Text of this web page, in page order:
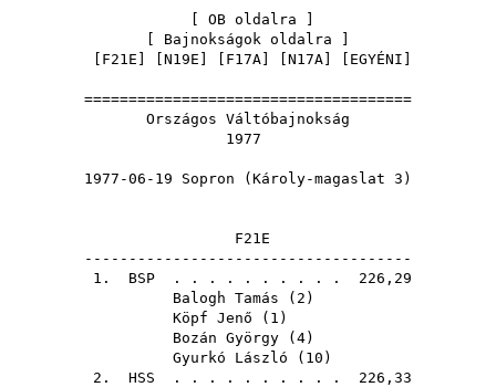
OB oldalra
Bajnokságok oldalra
F21E N19E F17A N17A EGYÉNI
=====================================
Országos Váltóbajnokság
1977
1977-06-19 Sopron (Károly-magaslat 3)
F21E
-------------------------------------
1. BSP . . . . . . . . . . 226,29
Balogh Tamás ( 2 )
Köpf Jenő ( 1 )
Bozán György ( 4)
Gyurkó László ( 10 )
2. HSS . . . . . . . . . . 226,33